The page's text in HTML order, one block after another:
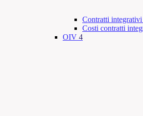
Contratti integrativi
Costi contratti
OIV 4